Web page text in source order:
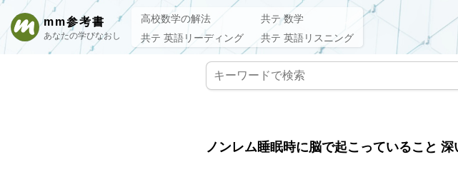
mm参考書
あなたの学びなおし
高校数学の解法
共テ 数学
共テ 英語リーディング
共テ 英語リスニング
ノンレム睡眠時に脳で起こっていること